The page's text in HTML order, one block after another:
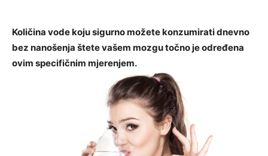
Količina vode koju sigurno možete konzumirati dnevno
bez nanošenja štete vašem mozgu točno je određena
ovim specifičnim mjerenjem.